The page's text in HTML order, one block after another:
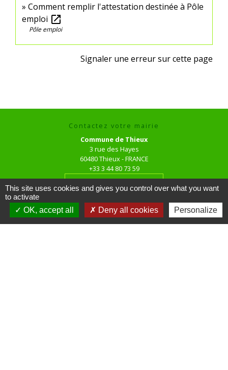
Comment remplir l'attestation destinée à Pôle
emploi open_in_new
Pôle emploi
Signaler une erreur sur cette page
Contactez votre mairie
Commune de Thieux
3 rue des Hayes
60480 Thieux - FRANCE
+33 3 44 80 73 59
Contact par formulaire
Horaires d'ouverture au public
This site uses cookies and gives you control over what you want
to activate
OK, accept all
Deny all cookies Personalize